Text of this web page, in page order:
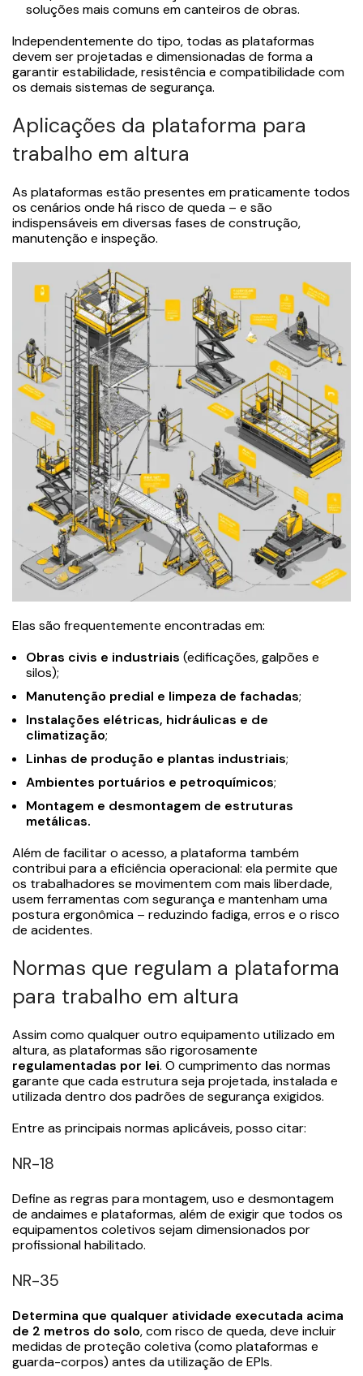
soluções mais comuns em canteiros de obras.
Independentemente do tipo, todas as plataformas
devem ser projetadas e dimensionadas de forma a
garantir estabilidade, resistência e compatibilidade com
os demais sistemas de segurança.
Aplicações da plataforma para
trabalho em altura
As plataformas estão presentes em praticamente todos
os cenários onde há risco de queda – e são
indispensáveis em diversas fases de construção,
manutenção e inspeção.
Elas são frequentemente encontradas em:
Obras civis e industriais (edificações, galpões e
silos);
Manutenção predial e limpeza de fachadas;
Instalações elétricas, hidráulicas e de
climatização;
Linhas de produção e plantas industriais;
Ambientes portuários e petroquímicos;
Montagem e desmontagem de estruturas
metálicas.
Além de facilitar o acesso, a plataforma também
contribui para a eficiência operacional: ela permite que
os trabalhadores se movimentem com mais liberdade,
usem ferramentas com segurança e mantenham uma
postura ergonômica – reduzindo fadiga, erros e o risco
de acidentes.
Normas que regulam a plataforma
para trabalho em altura
Assim como qualquer outro equipamento utilizado em
altura, as plataformas são rigorosamente
regulamentadas por lei. O cumprimento das normas
garante que cada estrutura seja projetada, instalada e
utilizada dentro dos padrões de segurança exigidos.
Entre as principais normas aplicáveis, posso citar:
NR-18
Define as regras para montagem, uso e desmontagem
de andaimes e plataformas, além de exigir que todos os
equipamentos coletivos sejam dimensionados por
profissional habilitado.
NR-35
Determina que qualquer atividade executada acima
de 2 metros do solo, com risco de queda, deve incluir
medidas de proteção coletiva (como plataformas e
guarda-corpos) antes da utilização de EPIs.